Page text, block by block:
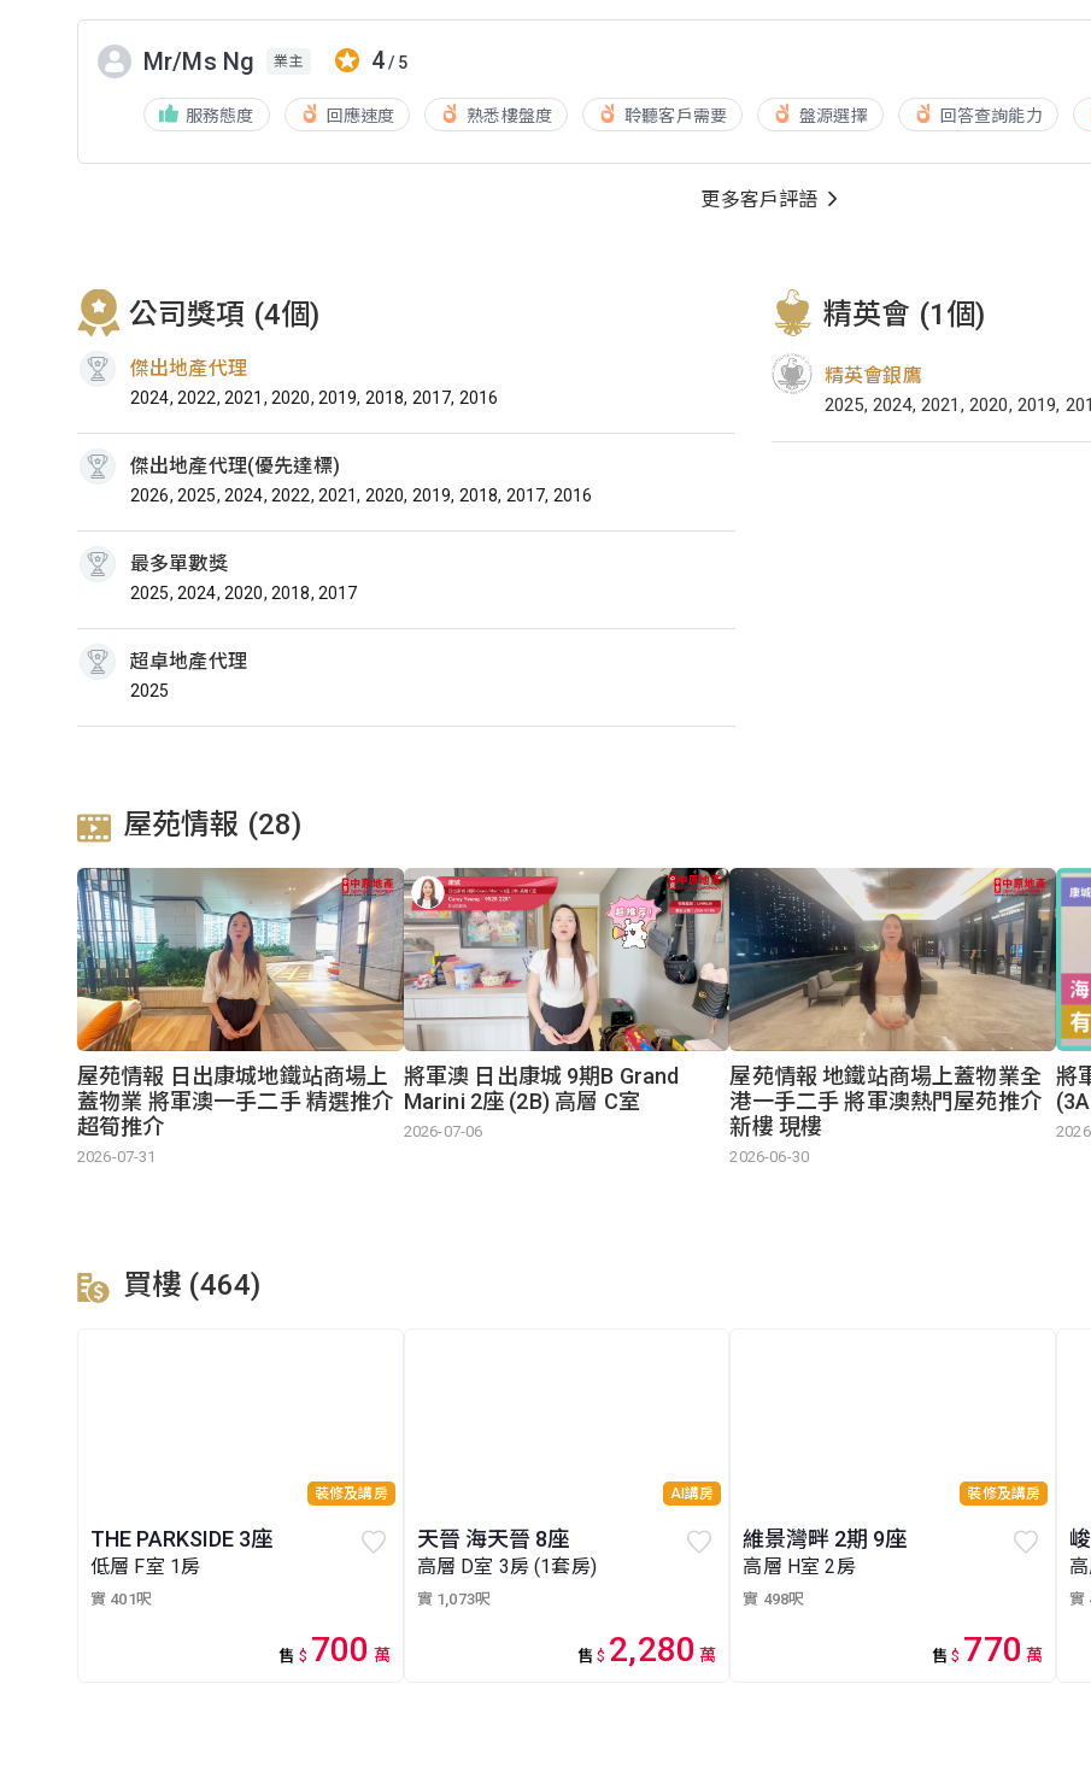
Mr/Ms Ng 業主 4/ 5
服務態度 回應速度 熟悉樓盤度 聆聽客戶需要 盤源選擇 回答查詢能力
更多客戶評語
公司獎項 (4個)
傑出地產代理
2024, 2022, 2021, 2020, 2019, 2018, 2017, 2016
傑出地產代理(優先達標)
2026, 2025, 2024, 2022, 2021, 2020, 2019, 2018, 2017, 2016
最多單數獎
2025, 2024, 2020, 2018, 2017
超卓地產代理
2025
精英會 (1個)
精英會銀鷹
2025, 2024, 2021, 2020, 2019,
屋苑情報 (28)
屋苑情報 日出康城地鐵站商場上
蓋物業 將軍澳一手二手 精選推介
超筍推介
2026-07-31
將軍澳 日出康城 9期B Grand
Marini 2座 (2B) 高層 C室
2026-07-06
屋苑情報 地鐵站商場上蓋物業全
港一手二手 將軍澳熱門屋苑推介
新樓 現樓
2026-06-30
將
買樓 (464)
裝修及講房
THE PARKSIDE 3座
低層 F室 1房
實 401呎
售 $ 700 萬
AI講房
天晉 海天晉 8座
高層 D室 3房 (1套房)
實 1,073呎
售 $ 2,280 萬
裝修及講房
維景灣畔 2期 9座
高層 H室 2房
實 498呎
售 $ 770 萬
實